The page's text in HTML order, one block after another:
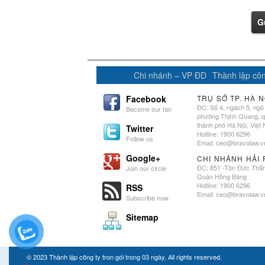
Chi nhánh – VP ĐD Thành lập
Facebook
Become our fan
Twitter
Follow us
Google+
Join our circle
RSS
Subscribe now
Sitemap
TRỤ SỞ TP. HÀ
ĐC: Số 4, ngách 5,
phường Thịnh Quang,
thành phố Hà Nội, Việt
Hotline: 1900 6296
Email:
CHI NHÁNH HẢI
ĐC: 851 -Tôn Đức
Quận Hồng Bàng
Hotline: 1900 6296
Email:
© 2023Thành lập công ty tron gói trong 03 ngày. All rights reserved.